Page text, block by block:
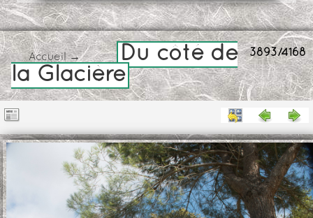
3893/4168
Accueil→
Du côté de
la Glacière